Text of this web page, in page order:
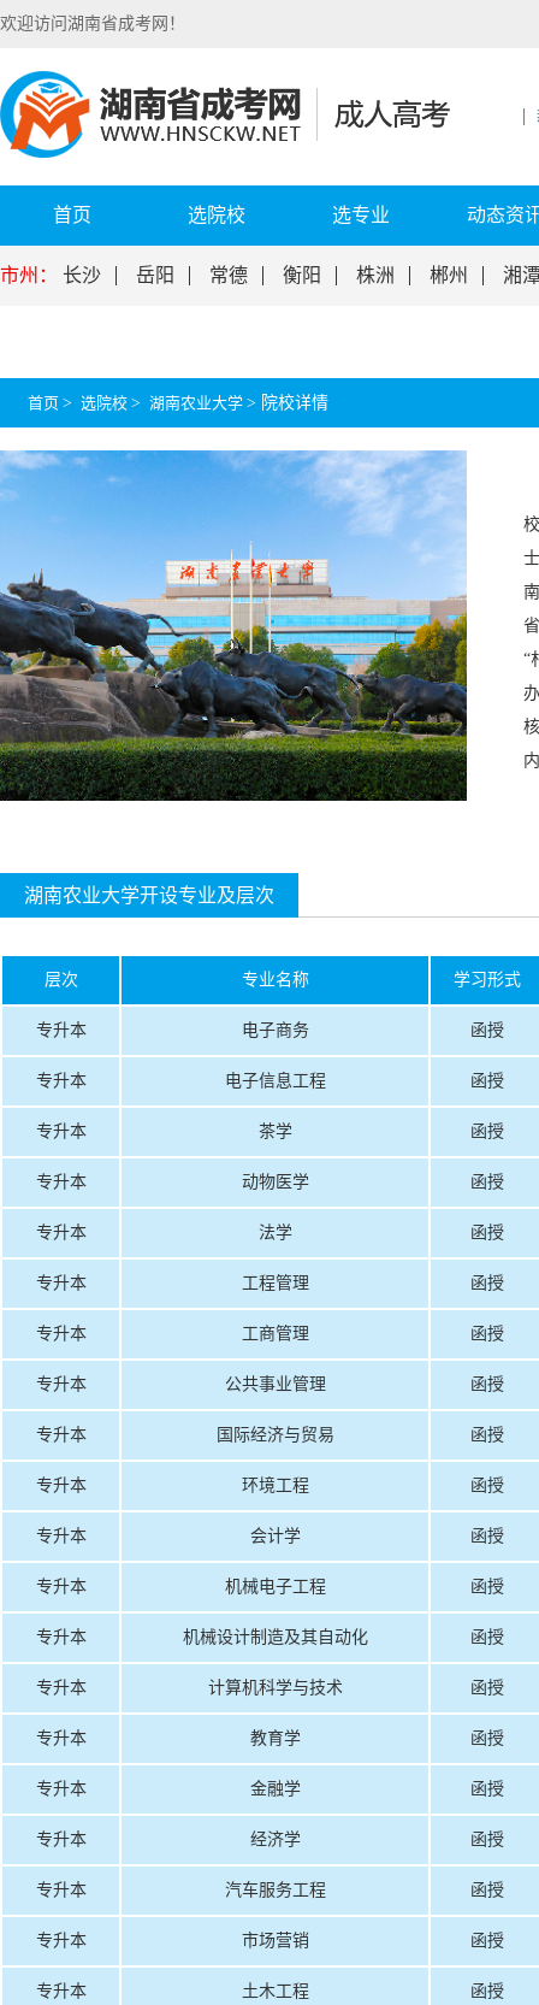
欢迎访问湖南省成考网！
首页 选院校 选专业 动态资
市州： 长沙 岳阳 常德 衡阳 株洲 郴州 湘
首页 > 选院校 > 湖南农业大学 > 院校详情
“
湖南农业大学开设专业及层次
层次 专业名称 学习形式
专升本 电子商务 函授
专升本 电子信息工程 函授
专升本 茶学 函授
专升本 动物医学 函授
专升本 法学 函授
专升本 工程管理 函授
专升本 工商管理 函授
专升本 公共事业管理 函授
专升本 国际经济与贸易 函授
专升本 环境工程 函授
专升本 会计学 函授
专升本 机械电子工程 函授
专升本 机械设计制造及其自动化 函授
专升本 计算机科学与技术 函授
专升本 教育学 函授
专升本 金融学 函授
专升本 经济学 函授
专升本 汽车服务工程 函授
专升本 市场营销 函授
专升本 土木工程 函授